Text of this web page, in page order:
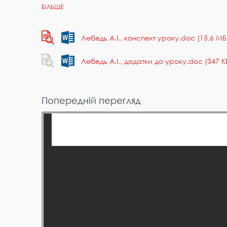
Лебедь А.І., конспект уроку.doc (15,6
Лебедь А.І., додатки до уроку.doc (347
Попередній перегляд